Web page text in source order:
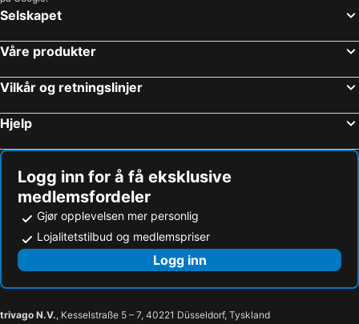
Selskapet
Våre produkter
Vilkår og retningslinjer
Hjelp
Logg inn for å få eksklusive
medlemsfordeler
Gjør opplevelsen mer personlig
Lojalitetstilbud og medlemspriser
Logg inn
trivago N.V., Kesselstraße 5 – 7, 40221 Düsseldorf, Tyskland